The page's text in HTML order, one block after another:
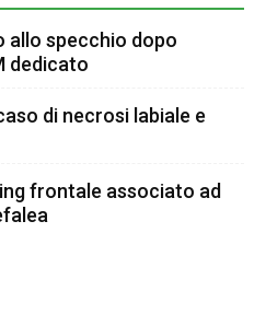
allo specchio dopo
dedicato
di necrosi labiale e
frontale associato ad